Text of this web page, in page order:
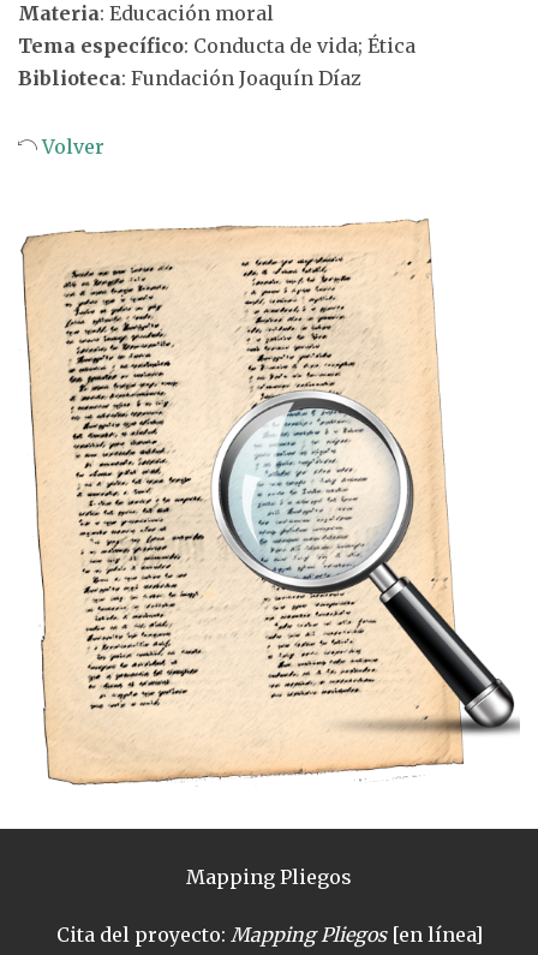
Materia: Educación moral
Tema específico: Conducta de vida; Ética
Biblioteca: Fundación Joaquín Díaz
Volver
Mapping Pliegos
Cita del proyecto: Mapping Pliegos[en línea]